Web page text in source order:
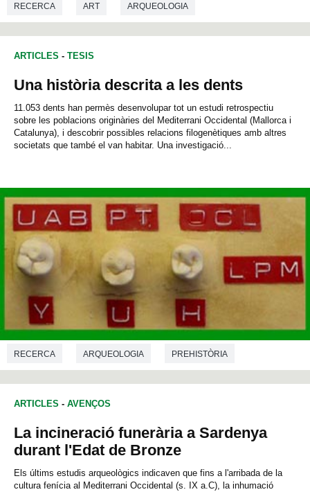
RECERCA ART ARQUEOLOGIA
HISTÒRIA DE L'ART PREHISTÒRIA MICROBIOLOGIA
ARTICLES - TESIS
Una història descrita a les dents
11.053 dents han permès desenvolupar tot un estudi retrospectiu
sobre les poblacions originàries del Mediterrani Occidental (Mallorca i
Catalunya), i descobrir possibles relacions filogenètiques amb altres
societats que també el van habitar. Una investigació...
RECERCA ARQUEOLOGIA PREHISTÒRIA
BIOLOGIA GENÈTICA
ARTICLES - AVENÇOS
La incineració funerària a Sardenya
durant l'Edat de Bronze
Els últims estudis arqueològics indicaven que fins a l'arribada de la
cultura fenícia al Mediterrani Occidental (s. IX a.C), la inhumació